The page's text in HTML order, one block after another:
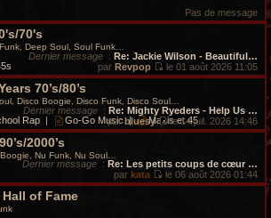
Pas de message
70's
Deep Soul, Soul Funk…
Dernier message : Re: Jackie Wilson - Beautiful…
par Revpop
V
r
l
e
r
n
i
le 01 août 2026 11:05
70’s/80’s
Disco Boogie, Disco Funk, Disco Soul…
Rap | Go-Go Music | Maxis et 45
Dernier message : Re: Mighty Ryeders - Help Us …
parbluesy
V
r
l
e
le 14 juil. 2026 14:46
2000’s
Nu Funk, Nu Soul…
Dernier message : Re: Les petits coups de cœur …
par kata
V
le 06 août 2026 01:44
of Fame